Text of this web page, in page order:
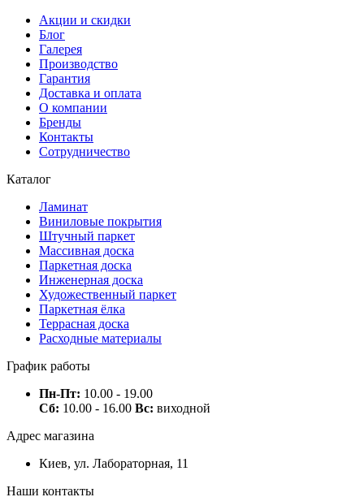
Акции и скидки
Блог
Галерея
Производство
Гарантия
Доставка и оплата
О компании
Бренды
Контакты
Сотрудничество
Каталог
Ламинат
Виниловые покрытия
Штучный паркет
Массивная доска
Паркетная доска
Инженерная доска
Художественный паркет
Паркетная ёлка
Террасная доска
Расходные материалы
График работы
Пн-Пт: 10.00 - 19.00
Сб: 10.00 - 16.00 Вс: виходной
Адрес магазина
Киев, ул. Лабораторная, 11
Наши контакты